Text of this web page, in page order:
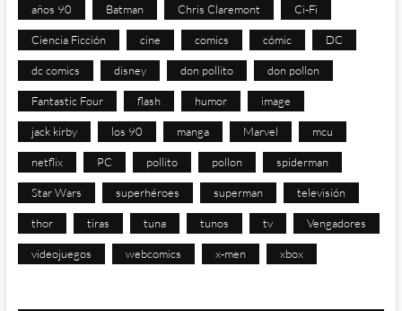
años 90 Batman Chris Claremont Ci-Fi
Ciencia Ficción cine comics cómic DC
dc comics disney don pollito don pollon
Fantastic Four flash humor image
jack kirby los 90 manga Marvel mcu
netflix PC pollito pollon spiderman
Star Wars superhéroes superman televisión
thor tiras tuna tunos tv Vengadores
videojuegos webcomics x-men xbox